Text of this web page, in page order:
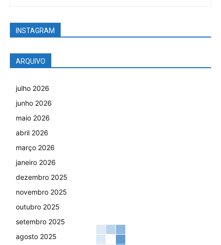
INSTAGRAM
ARQUIVO
julho 2026
junho 2026
maio 2026
abril 2026
março 2026
janeiro 2026
dezembro 2025
novembro 2025
outubro 2025
setembro 2025
agosto 2025